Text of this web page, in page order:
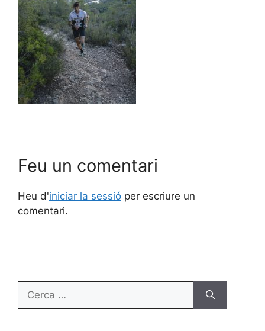
Feu un comentari
Heu d'iniciar la sessió per escriure un
comentari.